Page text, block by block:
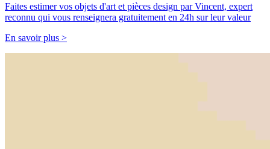
Faites estimer vos objets d'art et pièces design par Vincent, expert
reconnu qui vous renseignera gratuitement en 24h sur leur valeur
En savoir plus >